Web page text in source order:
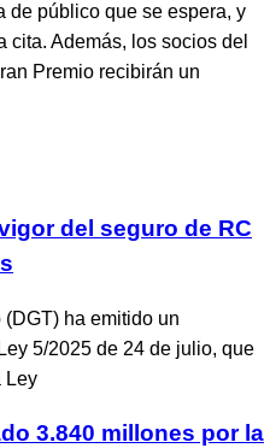
de público que se espera, y
cita. Además, los socios del
Premio recibirán un
del seguro de RC
ha emitido un
5/2025 de 24 de julio, que
Ley
3.840 millones por la